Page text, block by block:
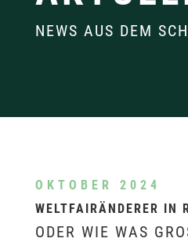
NEWS AUS DEM
OKTOBER 2024
WELTFAIRÄNDERER IN
ODER WIE WAS